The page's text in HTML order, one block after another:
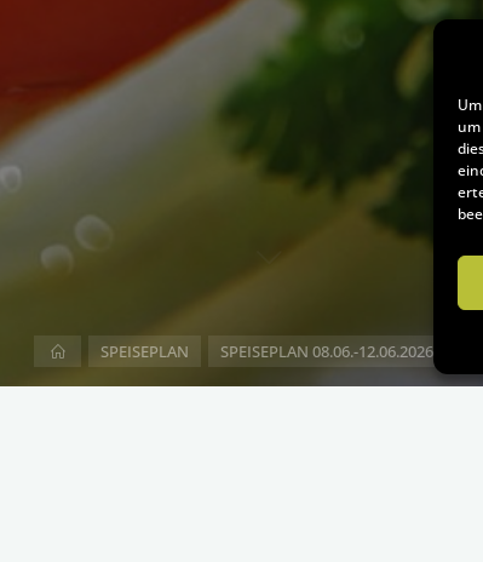
StartSPEISEPLAN SPEISEPLAN 08.06.-12.06.2026 (KW 24)